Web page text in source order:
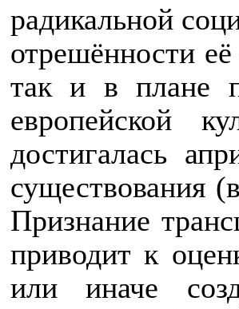
радикальной
отрешённости
так и в плане
европейской
достигалась
существования
Признание
приводит к
или иначе